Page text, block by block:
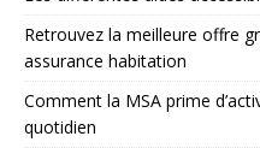
Retrouvez la meilleure offre
assurance habitation
Comment la MSA prime
quotidien